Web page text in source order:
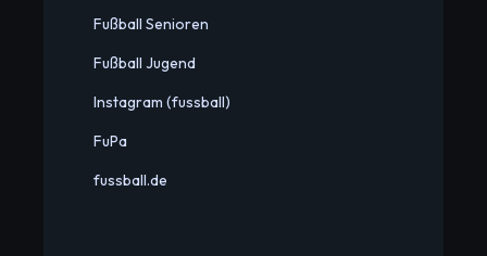
Fußball Senioren
Fußball Jugend
Instagram (fussball)
FuPa
fussball.de